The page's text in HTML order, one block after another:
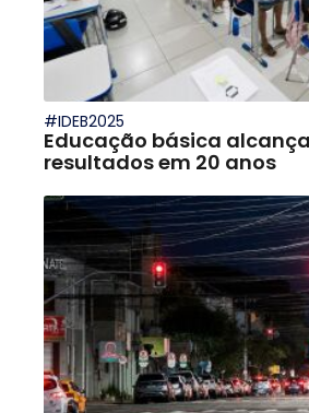
#IDEB2025
Educação básica
resultados em 20 anos